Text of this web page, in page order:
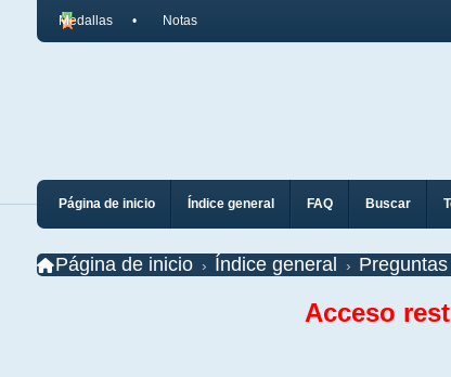
Medallas Notas
Página de inicio Índice general FAQ Buscar
Página de inicio Índice general
Acceso